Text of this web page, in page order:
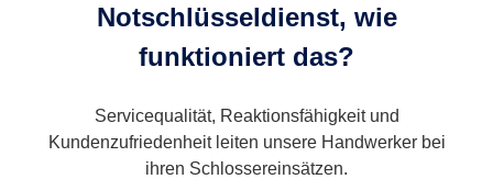
Notschlüsseldienst, wie
funktioniert das?
Servicequalität, Reaktionsfähigkeit und
Kundenzufriedenheit leiten unsere Handwerker bei
ihren Schlossereinsätzen.